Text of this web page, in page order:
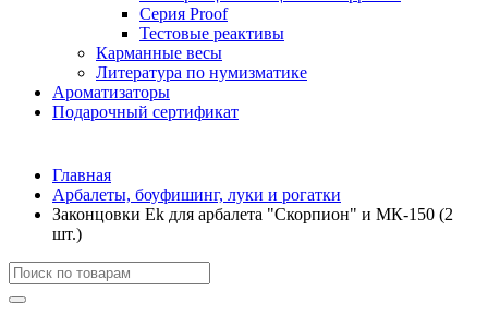
Серия Proof
Тестовые реактивы
Карманные весы
Литература по нумизматике
Ароматизаторы
Подарочный сертификат
Главная
Арбалеты, боуфишинг, луки и рогатки
Законцовки Ek для арбалета "Скорпион" и МК-150 (2
шт.)